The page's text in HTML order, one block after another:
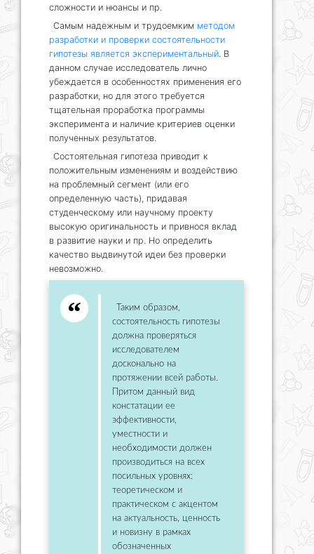
сложности и нюансы и пр.
Самым надежным и трудоемким методом
разработки и проверки состоятельности
гипотезы является экспериментальный. В
данном случае исследователь лично
убеждается в особенностях применения его
разработки, но для этого требуется
тщательная проработка программы
эксперимента и наличие критериев оценки
полученных результатов.
Состоятельная гипотеза приводит к
положительным изменениям и воздействию
на проблемный сегмент (или его
определенную часть), придавая
студенческому или научному проекту
высокую оригинальность и привнося вклад
в развитие науки и пр. Но определить
качество выдвинутой идеи без проверки
невозможно.
Таким образом,
состоятельность гипотезы
должна проверяться
исследователем
досконально на
протяжении всей работы.
Притом данный вид
констатации ее
эффективности,
уместности и
необходимости должен
производиться на всех
посильных уровнях:
теоретическом и
практическом с акцентом
на актуальность, ценность
и новизну в рамках
обозначенных